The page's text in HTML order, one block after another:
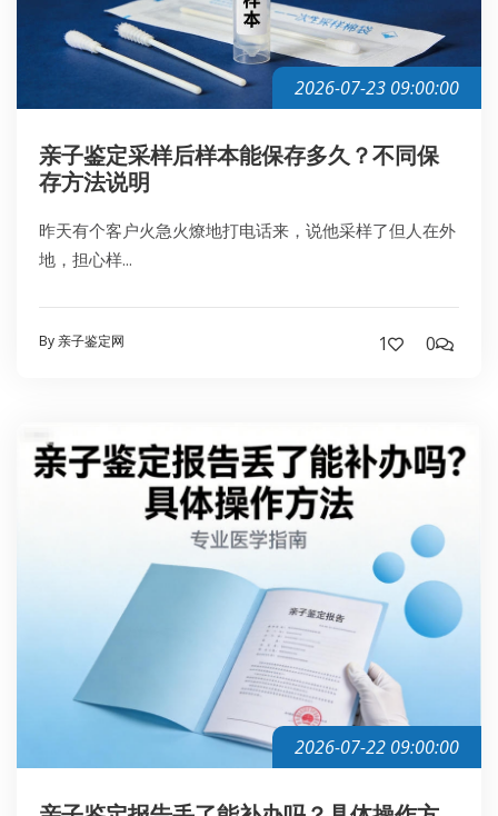
2026-07-23 09:00:00
亲子鉴定采样后样本能保存多久？不同保
存方法说明
昨天有个客户火急火燎地打电话来，说他采样了但人在外
地，担心样...
By 亲子鉴定网 1 0
2026-07-22 09:00:00